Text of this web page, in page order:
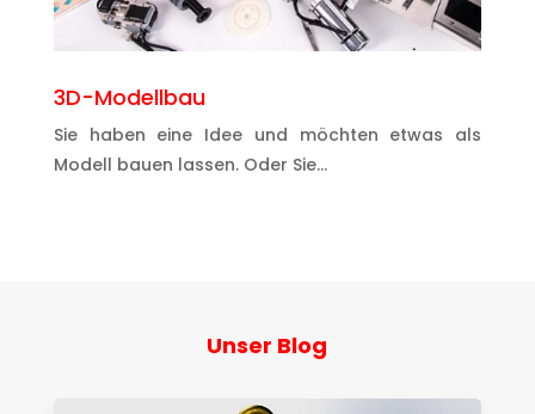
3D-Modellbau
Sie haben eine Idee und möchten etwas als
Modell bauen lassen. Oder Sie…
Unser Blog